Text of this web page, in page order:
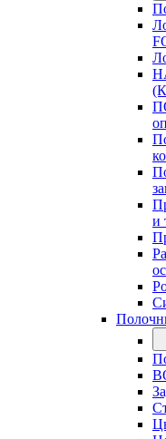
и